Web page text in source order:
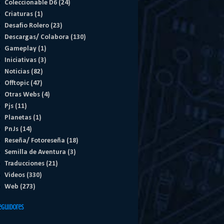
Coleccionable D6 (24)
Criaturas (1)
Desafio Rolero (23)
Descargas/ Colabora (130)
Gameplay (1)
Iniciativas (3)
Noticias (82)
Offtopic (47)
Otras Webs (4)
Pjs (11)
Planetas (1)
PnJs (14)
Reseña/ Fotoreseña (18)
Semilla de Aventura (3)
Traducciones (21)
Videos (330)
Web (273)